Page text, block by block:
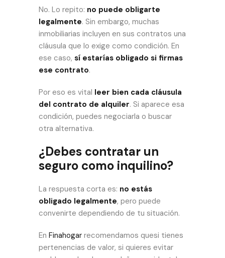
No. Lo repito: no puede obligarte
legalmente. Sin embargo, muchas
inmobiliarias incluyen en sus contratos una
cláusula que lo exige como condición. En
ese caso,sí estarías obligado si firmas
ese contrato.
Por eso es vital leer bien cada cláusula
del contrato de alquiler. Si aparece esa
condición, puedes negociarla o buscar
otra alternativa.
¿Debes contratar un
seguro como inquilino?
La respuesta corta es: no estás
obligado legalmente, pero puede
convenirte dependiendo de tu situación.
EnFinahogar recomendamos quesi tienes
pertenencias de valor, si quieres evitar